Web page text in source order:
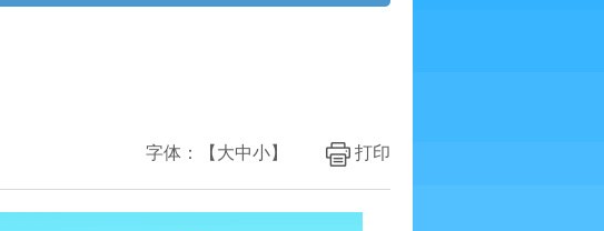
打印
字体：【 大中小】